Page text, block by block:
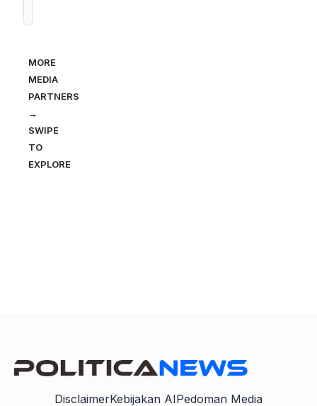
MORE
MEDIA
PARTNERS
→
SWIPE
TO
EXPLORE
DisclaimerKebijakan AIPedoman Media